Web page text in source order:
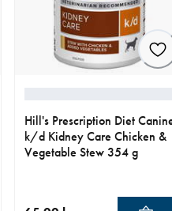
Hill's Prescription Diet
k/d Kidney Care Chicken &
Vegetable Stew 354 g